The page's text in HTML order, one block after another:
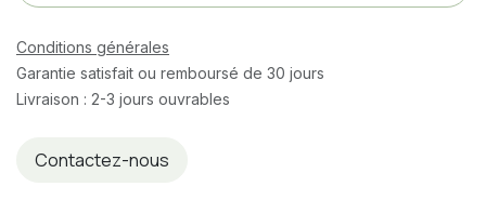
Conditions générales
Garantie satisfait ou remboursé de 30 jours
Livraison : 2-3 jours ouvrables
Contactez-nous